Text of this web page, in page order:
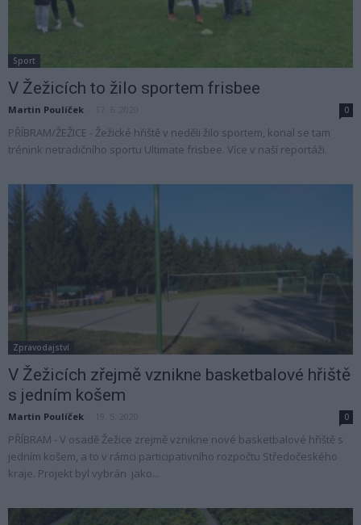
Sport
V Žežicích to žilo sportem frisbee
Martin Poulíček 0
PŘÍBRAM/ŽEŽICE - Žežické hřiště v neděli žilo sportem, konal se tam
trénink netradičního sportu Ultimate frisbee. Více v naší reportáži.
Zpravodajství
V Žežicích zřejmě vznikne basketbalové hřiště
s jedním košem
Martin Poulíček 0
PŘÍBRAM - V osadě Žežice zrejmě vznikne nové basketbalové hřiště s
jedním košem, a to v rámci participativního rozpočtu Středočeského
kraje. Projekt byl vybrán jako...